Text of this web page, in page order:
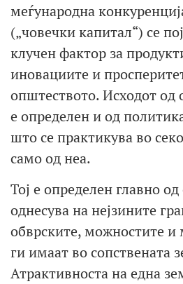
меѓународна
(„човечки капитал“) се
клучен фактор за
иновациите и
општеството. Исходот од
е определен и од
што се практикува во
само од неа.
Тој е определен главно
однесува на нејзините
обврските, можностите
ги имаат во сопствената
Атрактивноста на една